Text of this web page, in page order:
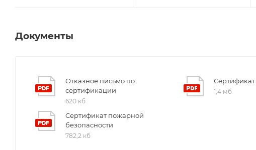
Документы
Отказное письмо по
сертификации
620 кб
Сертификат
1,4 мб
Сертификат пожарной
безопасности
782,2 кб